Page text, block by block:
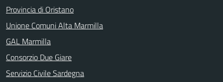
Provincia di Oristano
Unione Comuni Alta Marmilla
GAL Marmilla
Consorzio Due Giare
Servizio Civile Sardegna